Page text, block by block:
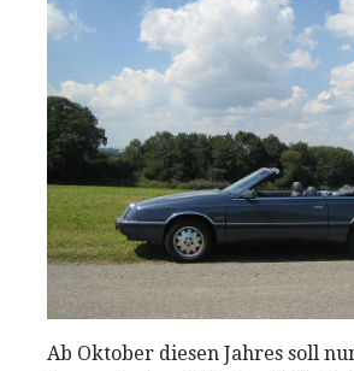
Ab Oktober diesen Jahres soll